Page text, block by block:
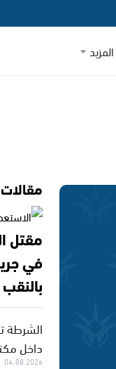
المزيد
مقتل
في
بالنقب
داخل
04.08.2026